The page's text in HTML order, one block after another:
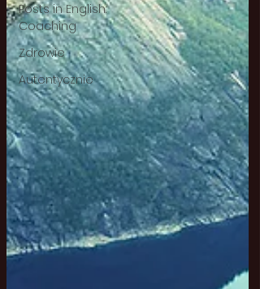
Posts in English:
Coaching
Zdrowie
Autentycznie